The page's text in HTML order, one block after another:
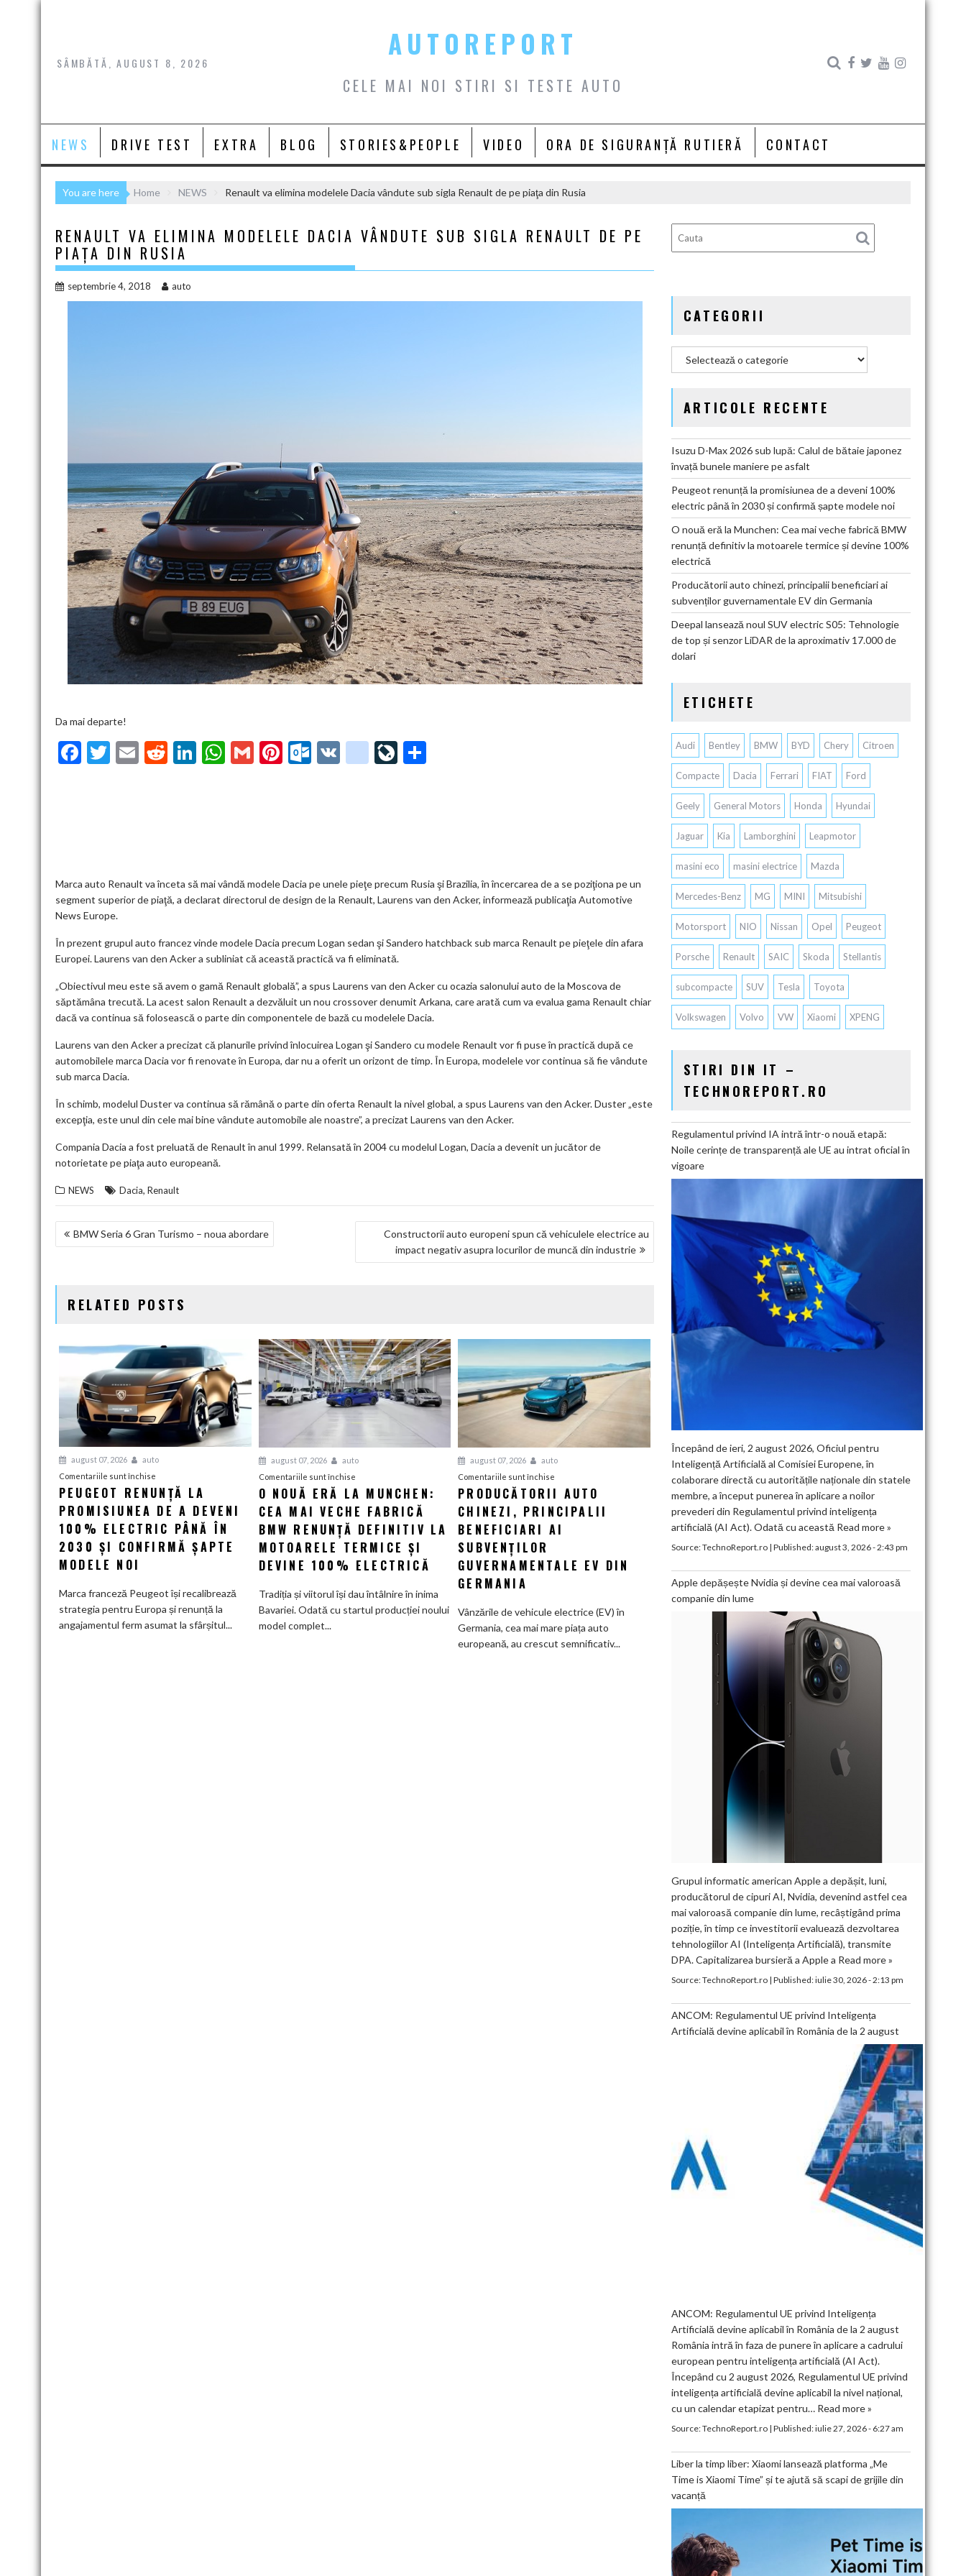
Skip
SÂMBĂTĂ, AUGUST 8, 2026
AUTOREPORT
CELE MAI NOI STIRI SI TESTE AUTO
NEWS DRIVE TEST EXTRA BLOG STORIES&PEOPLE VIDEO ORA DE SIGURANȚĂ RUTIERĂ CONTACT
You are here Home NEWS Renault va elimina modelele Dacia vândute sub sigla Renault de pe piaţa din Rusia
RENAULT VA ELIMINA MODELELE DACIA VÂNDUTE SUB SIGLA RENAULT DE PE
PIAŢA DIN RUSIA
septembrie 4, 2018 auto
Da mai departe!
F
k
T
E
R
Li W
p
G
Pi O
m
V
g
o
o
k
m
ar
ks
Li
Marca auto Renault va înceta să mai vândă modele Dacia pe unele pieţe precum Rusia şi Brazilia, în încercarea de a se poziţiona pe un
segment superior de piaţă, a declarat directorul de design de la Renault, Laurens van den Acker, informează publicaţia Automotive
News Europe.
În prezent grupul auto francez vinde modele Dacia precum Logan sedan şi Sandero hatchback sub marca Renault pe pieţele din afara
Europei. Laurens van den Acker a subliniat că această practică va fi eliminată.
„Obiectivul meu este să avem o gamă Renault globală”, a spus Laurens van den Acker cu ocazia salonului auto de la Moscova de
săptămâna trecută. La acest salon Renault a dezvăluit un nou crossover denumit Arkana, care arată cum va evalua gama Renault chiar
dacă va continua să folosească o parte din componentele de bază cu modelele Dacia.
Laurens van den Acker a precizat că planurile privind înlocuirea Logan şi Sandero cu modele Renault vor fi puse în practică după ce
automobilele marca Dacia vor fi renovate în Europa, dar nu a oferit un orizont de timp. În Europa, modelele vor continua să fie vândute
sub marca Dacia.
În schimb, modelul Duster va continua să rămână o parte din oferta Renault la nivel global, a spus Laurens van den Acker. Duster „este
excepţia, este unul din cele mai bine vândute automobile ale noastre”, a precizat Laurens van den Acker.
Compania Dacia a fost preluată de Renault în anul 1999. Relansată în 2004 cu modelul Logan, Dacia a devenit un jucător de
notorietate pe piaţa auto europeană.
NEWS Dacia, Renault
NAVIGARE
BMW Seria 6 Gran Turismo – noua abordare
Constructorii auto europeni spun că vehiculele electrice au
impact negativ asupra locurilor de muncă din industrie
RELATED POSTS
august 07, 2026
auto
Comentariile sunt închise
Peugeot
renunță
la
promisiunea
de
electric
PEUGEOT RENUNȚĂ LA
PROMISIUNEA DE A DEVENI
100% ELECTRIC PÂNĂ ÎN
2030 ȘI CONFIRMĂ ȘAPTE
MODELE NOI
Marca franceză Peugeot își recalibrează
strategia pentru Europa și renunță la
angajamentul ferm asumat la sfârșitul...
august 07, 2026
auto
Comentariile sunt închisepentru
O
nouă
eră
Munchen:
Cea
fabrică
O NOUĂ ERĂ LA MUNCHEN:
CEA MAI VECHE FABRICĂ
BMW RENUNȚĂ DEFINITIV LA
MOTOARELE TERMICE ȘI
DEVINE 100% ELECTRICĂ
Tradiția și viitorul își dau întâlnire în inima
Bavariei. Odată cu startul producției noului
model complet...
august 07, 2026
auto
Comentariile sunt închise
Producătorii
auto
chinezi,
ai
EV
din
Germania
PRODUCĂTORII AUTO
CHINEZI, PRINCIPALII
BENEFICIARI AI
SUBVENȚILOR
GUVERNAMENTALE EV DIN
GERMANIA
Vânzările de vehicule electrice (EV) în
Germania, cea mai mare piața auto
europeană, au crescut semnificativ...
CATEGORII
ARTICOLE RECENTE
Isuzu D-Max 2026 sub lupă: Calul de bătaie japonez
învață bunele maniere pe asfalt
Peugeot renunță la promisiunea de a deveni 100%
electric până în 2030 și confirmă șapte modele noi
O nouă eră la Munchen: Cea mai veche fabrică BMW
renunță definitiv la motoarele termice și devine 100%
electrică
Producătorii auto chinezi, principalii beneficiari ai
subvenților guvernamentale EV din Germania
Deepal lansează noul SUV electric S05: Tehnologie
de top și senzor LiDAR de la aproximativ 17.000 de
dolari
ETICHETE
Audi Bentley BMW BYD Chery Citroen
Compacte Dacia Ferrari FIAT Ford
Geely General Motors Honda Hyundai
Jaguar Kia Lamborghini Leapmotor
masini eco masini electrice Mazda
Mercedes-Benz MG MINI Mitsubishi
Motorsport NIO Nissan Opel Peugeot
Porsche Renault SAIC Skoda Stellantis
subcompacte SUV Tesla Toyota
Volkswagen Volvo VW Xiaomi XPENG
STIRI DIN IT –
TECHNOREPORT.RO
Regulamentul privind IA intră într-o nouă etapă:
Noile cerințe de transparență ale UE au intrat oficial în
vigoare
Începând de ieri, 2 august 2026, Oficiul pentru
Inteligență Artificială al Comisiei Europene, în
colaborare directă cu autoritățile naționale din statele
membre, a început punerea în aplicare a noilor
prevederi din Regulamentul privind inteligența
artificială (AI Act). Odată cu această Read more »
Source:TechnoReport.ro| Published:august 3, 2026 - 2:43 pm
Apple depășește Nvidia și devine cea mai valoroasă
companie din lume
Grupul informatic american Apple a depășit, luni,
producătorul de cipuri AI, Nvidia, devenind astfel cea
mai valoroasă companie din lume, recâștigând prima
poziție, în timp ce investitorii evaluează dezvoltarea
tehnologiilor AI (Inteligența Artificială), transmite
DPA. Capitalizarea bursieră a Apple a Read more »
Source:TechnoReport.ro| Published:iulie 30, 2026 - 2:13 pm
ANCOM: Regulamentul UE privind Inteligența
Artificială devine aplicabil în România de la 2 august
ANCOM: Regulamentul UE privind Inteligența
Artificială devine aplicabil în România de la 2 august
România intră în faza de punere în aplicare a cadrului
european pentru inteligența artificială (AI Act).
Începând cu 2 august 2026, Regulamentul UE privind
inteligența artificială devine aplicabil la nivel național,
cu un calendar etapizat pentru… Read more »
Source:TechnoReport.ro| Published:iulie 27, 2026 - 6:27 am
Liber la timp liber: Xiaomi lansează platforma „Me
Time is Xiaomi Time” și te ajută să scapi de grijile din
vacanță